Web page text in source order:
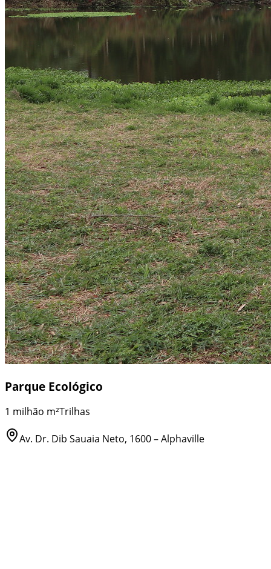
Parque Ecológico
1 milhão m²Trilhas
Av. Dr. Dib Sauaia Neto, 1600 – Alphaville